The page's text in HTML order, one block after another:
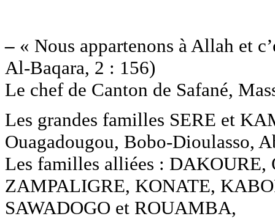
– « Nous appartenons à Allah et
Al-Baqara, 2 : 156)
Le chef de Canton de Safané,
Les grandes familles SERE et
Ouagadougou, Bobo-Dioulasso,
Les familles alliées :
ZAMPALIGRE, KONATE,
SAWADOGO et ROUAMBA,